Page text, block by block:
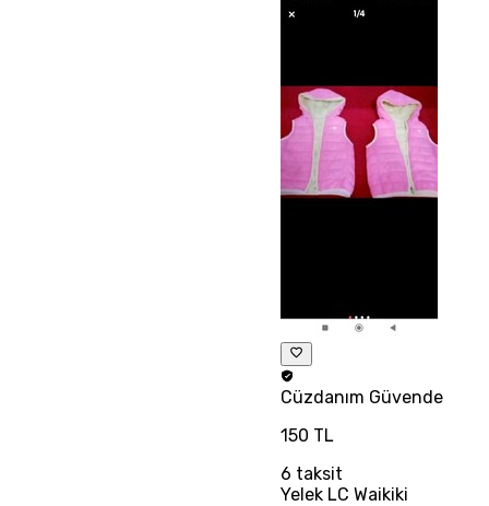
Cüzdanım Güvende
150 TL
6 taksit
Yelek LC Waikiki